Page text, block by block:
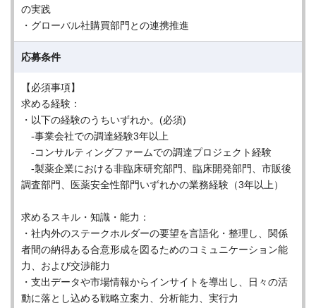
の実践
・グローバル社購買部門との連携推進
応募条件
【必須事項】
求める経験：
・以下の経験のうちいずれか。(必須)
-事業会社での調達経験3年以上
-コンサルティングファームでの調達プロジェクト経験
-製薬企業における非臨床研究部門、臨床開発部門、市販後
調査部門、医薬安全性部門いずれかの業務経験（3年以上）
求めるスキル・知識・能力：
・社内外のステークホルダーの要望を言語化・整理し、関係
者間の納得ある合意形成を図るためのコミュニケーション能
力、および交渉能力
・支出データや市場情報からインサイトを導出し、日々の活
動に落とし込める戦略立案力、分析能力、実行力